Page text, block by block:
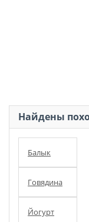
Найдены
Балык
Говядина
Йогурт